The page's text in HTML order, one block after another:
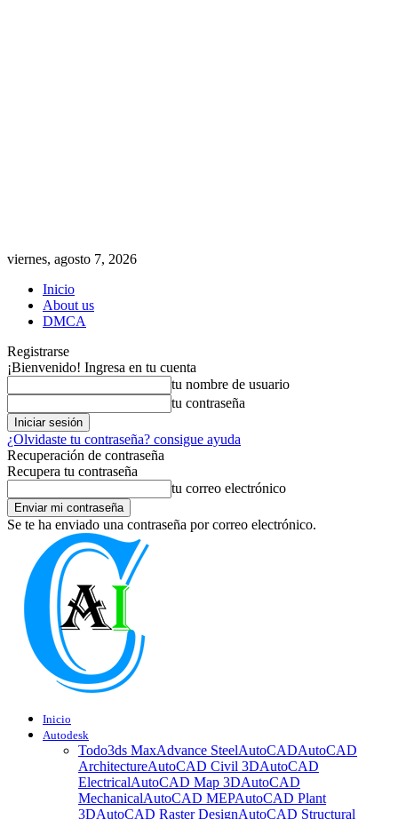
viernes, agosto 7, 2026
Inicio
About us
DMCA
Registrarse
¡Bienvenido! Ingresa en tu cuenta
tu nombre de usuario
tu contraseña
¿Olvidaste tu contraseña? consigue ayuda
Recuperación de contraseña
Recupera tu contraseña
tu correo electrónico
Se te ha enviado una contraseña por correo electrónico.
Inicio
Autodesk
Todo3ds MaxAdvance SteelAutoCADAutoCAD
ArchitectureAutoCAD Civil 3DAutoCAD
ElectricalAutoCAD Map 3DAutoCAD
MechanicalAutoCAD MEPAutoCAD Plant
3DAutoCAD Raster DesignAutoCAD Structural